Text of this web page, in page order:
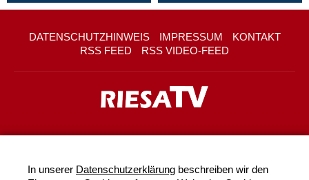
DATENSCHUTZHINWEIS IMPRESSUM
KONTAKT
RSS FEED
RSS VIDEO-FEED
In unserer Datenschutzerklärung beschreiben wir den